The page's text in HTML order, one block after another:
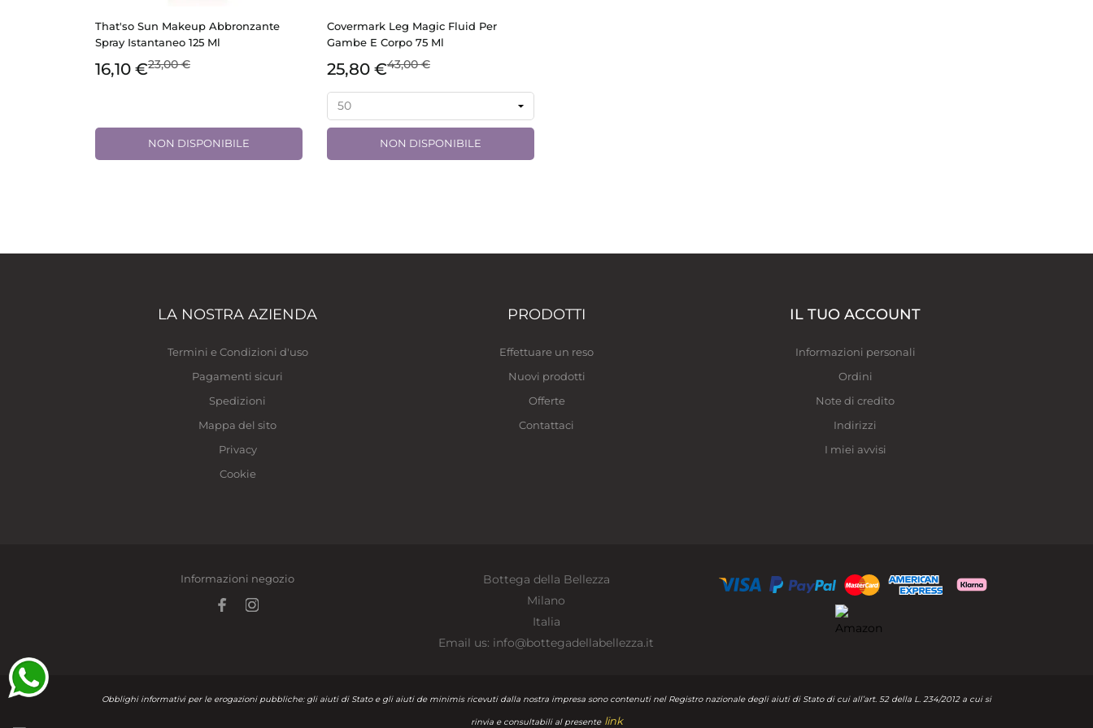
That'so Sun Makeup Abbronzante
Spray Istantaneo 125 Ml
16,10 €23,00 €
NON DISPONIBILE
Covermark Leg Magic Fluid Per
Gambe E Corpo 75 Ml
25,80 €43,00 €
NON DISPONIBILE
LA NOSTRA AZIENDA
Termini e Condizioni d'uso
Pagamenti sicuri
Spedizioni
Mappa del sito
Privacy
Cookie
PRODOTTI
Effettuare un reso
Nuovi prodotti
Offerte
Contattaci
IL TUO ACCOUNT
Informazioni personali
Ordini
Note di credito
Indirizzi
I miei avvisi
Informazioni negozio
Bottega della Bellezza
Milano
Italia
Email us: info@bottegadellabellezza.it
Obblighi informativi per le erogazioni pubbliche: gli aiuti di Stato e gli aiuti de minimis ricevuti dalla nostra impresa sono contenuti nel Registro nazionale degli aiuti di Stato di cui all’art. 52 della L. 234/2012 a cui si
rinvia e consultabili al presente link